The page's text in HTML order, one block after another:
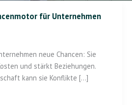
für Unternehmen
neue Chancen: Sie
und stärkt Beziehungen.
kann sie Konflikte […]